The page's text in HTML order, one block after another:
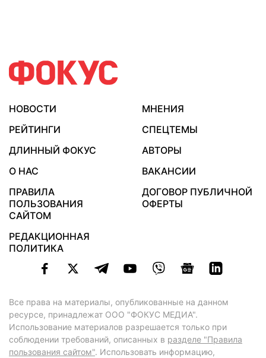
НОВОСТИ
МНЕНИЯ
РЕЙТИНГИ
СПЕЦТЕМЫ
ДЛИННЫЙ ФОКУС
АВТОРЫ
О НАС
ВАКАНСИИ
ПРАВИЛА
ПОЛЬЗОВАНИЯ
САЙТОМ
ДОГОВОР ПУБЛИЧНОЙ
ОФЕРТЫ
РЕДАКЦИОННАЯ
ПОЛИТИКА
Все права на материалы, опубликованные на данном
ресурсе, принадлежат ООО "ФОКУС МЕДИА".
Использование материалов разрешается только при
соблюдении требований, описанных в разделе "Правила
пользования сайтом". Использовать информацию,